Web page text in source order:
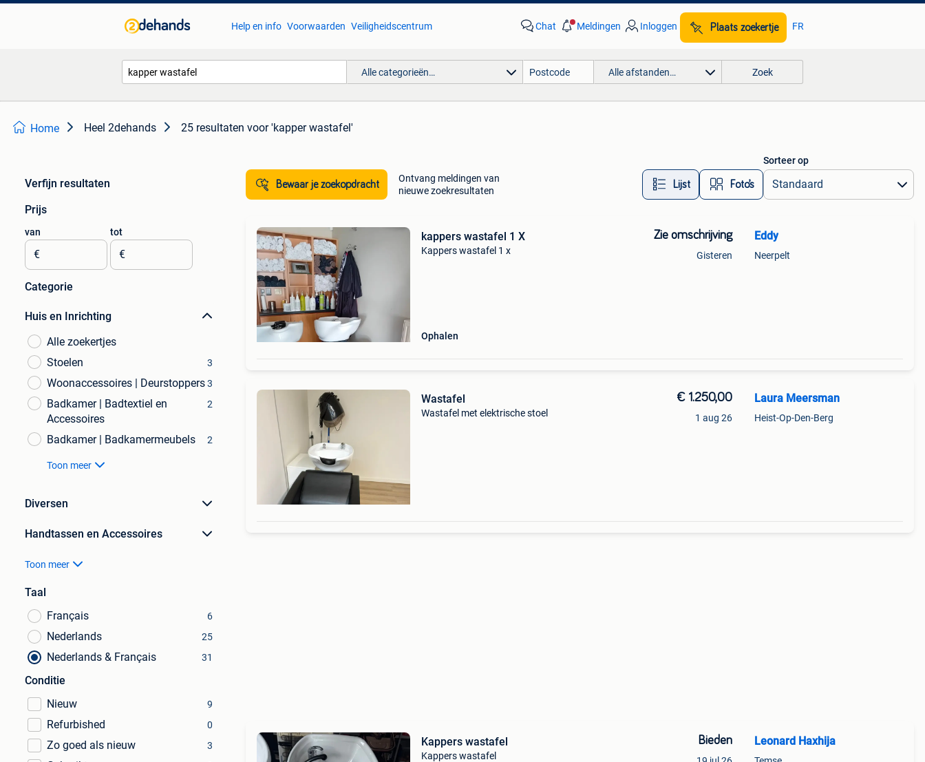
Help en info Voorwaarden Veiligheidscentrum Chat Meldingen Inloggen Plaats zoekertje FR
Alle categorieën… Alle afstanden… Zoek
Home Heel 2dehands 25 resultaten voor 'kapper wastafel'
Verfijn resultaten
Prijs
van
€
tot
€
Categorie
Huis en Inrichting
Alle zoekertjes
Stoelen
3
Woonaccessoires | Deurstoppers3
Badkamer | Badtextiel en
Accessoires
2
Badkamer | Badkamermeubels 2
Toon meer
Diversen
Handtassen en Accessoires
Toon meer
Taal
Français
6
Nederlands 25
Nederlands & Français 31
Conditie
Nieuw
9
Refurbished 0
Zo goed als nieuw 3
Bewaar je zoekopdracht
Ontvang meldingen van
nieuwe zoekresultaten
Lijst Foto’s
Sorteer op
kappers wastafel 1 X
Kappers wastafel 1 x
Ophalen
Zie omschrijving
Gisteren
Eddy
Neerpelt
Wastafel
Wastafel met elektrische stoel
€ 1.250,00
1 aug 26
Laura Meersman
Heist-Op-Den-Berg
Kappers wastafel
Kappers wastafel
Bieden Leonard Haxhija